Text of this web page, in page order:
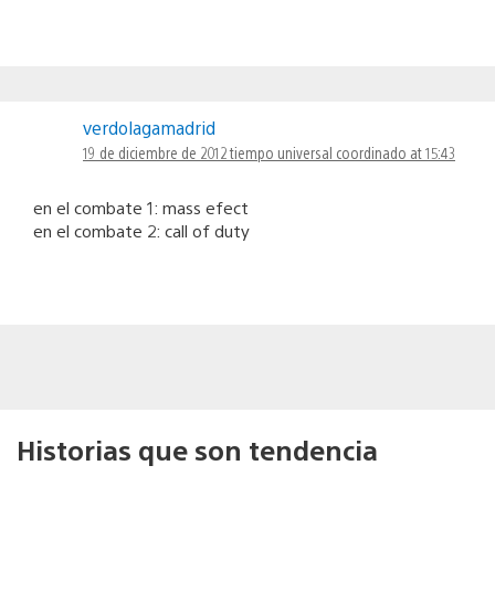
verdolagamadrid
19 de diciembre de 2012 tiempo universal coordinado at 15:43
en el combate 1: mass efect
en el combate 2: call of duty
Historias que son tendencia